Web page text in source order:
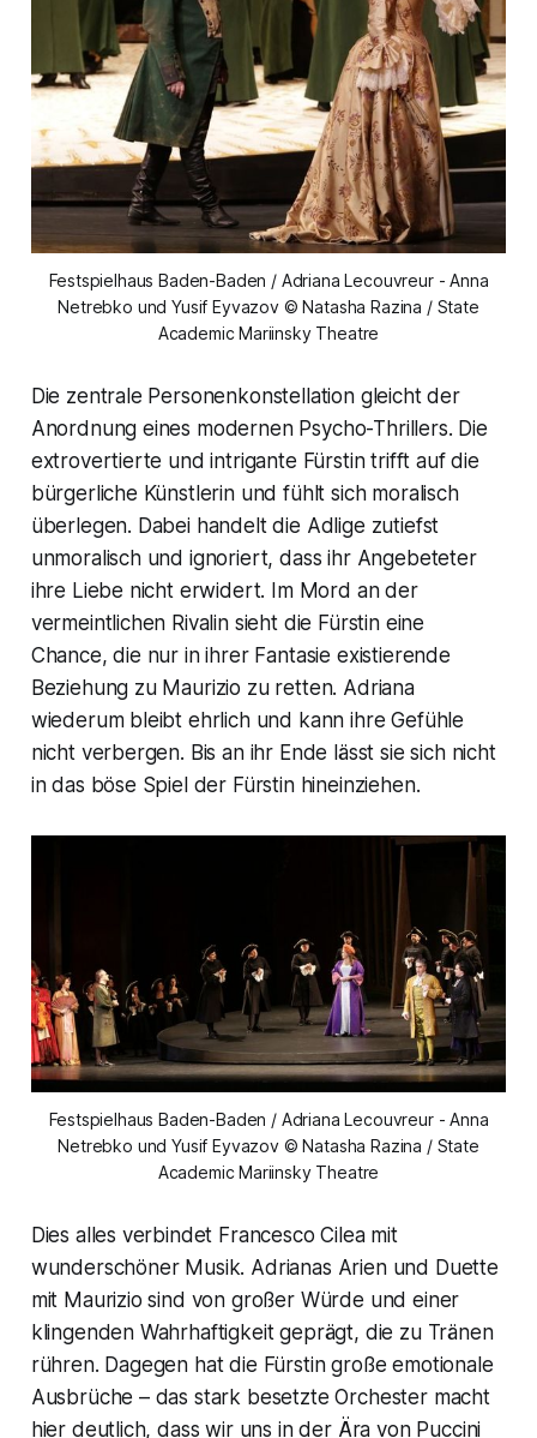
Festspielhaus Baden-Baden / Adriana Lecouvreur - Anna
Netrebko und Yusif Eyvazov © Natasha Razina / State
Academic Mariinsky Theatre
Die zentrale Personenkonstellation gleicht der
Anordnung eines modernen Psycho-Thrillers. Die
extrovertierte und intrigante Fürstin trifft auf die
bürgerliche Künstlerin und fühlt sich moralisch
überlegen. Dabei handelt die Adlige zutiefst
unmoralisch und ignoriert, dass ihr Angebeteter
ihre Liebe nicht erwidert. Im Mord an der
vermeintlichen Rivalin sieht die Fürstin eine
Chance, die nur in ihrer Fantasie existierende
Beziehung zu Maurizio zu retten. Adriana
wiederum bleibt ehrlich und kann ihre Gefühle
nicht verbergen. Bis an ihr Ende lässt sie sich nicht
in das böse Spiel der Fürstin hineinziehen.
Festspielhaus Baden-Baden / Adriana Lecouvreur - Anna
Netrebko und Yusif Eyvazov © Natasha Razina / State
Academic Mariinsky Theatre
Dies alles verbindet Francesco Cilea mit
wunderschöner Musik. Adrianas Arien und Duette
mit Maurizio sind von großer Würde und einer
klingenden Wahrhaftigkeit geprägt, die zu Tränen
rühren. Dagegen hat die Fürstin große emotionale
Ausbrüche – das stark besetzte Orchester macht
hier deutlich, dass wir uns in der Ära von Puccini